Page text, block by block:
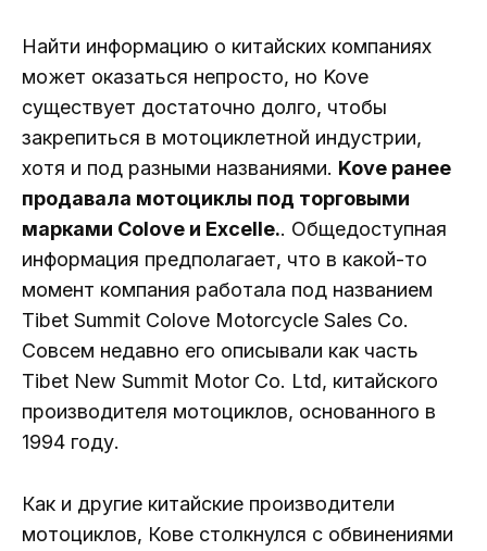
Найти информацию о китайских компаниях
может оказаться непросто, но Kove
существует достаточно долго, чтобы
закрепиться в мотоциклетной индустрии,
хотя и под разными названиями. Kove ранее
продавала мотоциклы под торговыми
марками Colove и Excelle.. Общедоступная
информация предполагает, что в какой-то
момент компания работала под названием
Tibet Summit Colove Motorcycle Sales Co.
Совсем недавно его описывали как часть
Tibet New Summit Motor Co. Ltd, китайского
производителя мотоциклов, основанного в
1994 году.
Как и другие китайские производители
мотоциклов, Кове столкнулся с обвинениями